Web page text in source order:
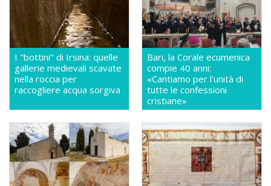
I "bottini" di Irsina: quelle
gallerie medievali scavate
nella roccia per
raccogliere acqua sorgiva
Bari, la Corale ecumenica
compie 40 anni:
«Cantiamo per l'unità di
tutte le confessioni
cristiane»